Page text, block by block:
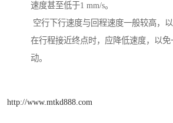
速度甚至低于1 mm/s。
空行下行速度与回程速度一般较高，
在行程接近终点时，应降低速度，以
动。
http://www.mtkd888.com